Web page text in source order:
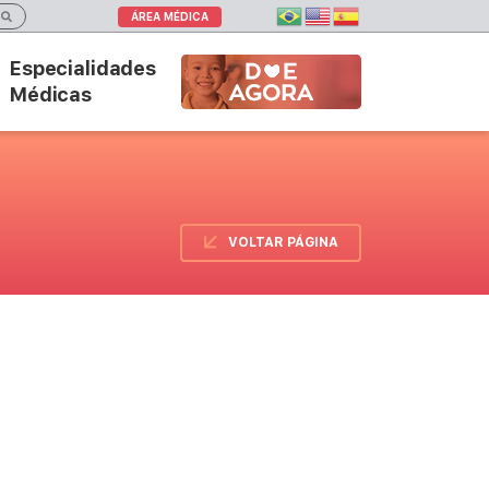
ÁREA MÉDICA
Especialidades
Médicas
DOE AGORA
VOLTAR PÁGINA